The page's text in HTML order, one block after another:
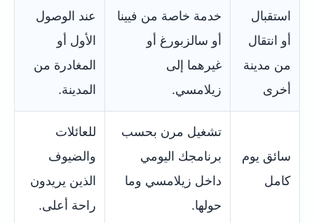
استقبال
أو انتقال
من مدينة
أخرى
خدمة خاصة من فيينا
أو سالزبورغ أو
غيرهما إلى
زيلامسي.
عند الوصول
الأول أو
المغادرة من
المدينة.
سائق يوم
كامل
تشغيل مرن بحسب
برنامجك اليومي
داخل زيلامسي وما
حولها.
للعائلات
والضيوف
الذين يريدون
راحة أعلى.